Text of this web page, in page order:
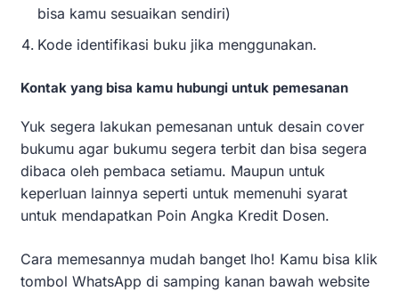
bisa kamu sesuaikan sendiri)
Kode identifikasi buku jika menggunakan.
Kontak yang bisa kamu hubungi untuk pemesanan
Yuk segera lakukan pemesanan untuk desain cover
bukumu agar bukumu segera terbit dan bisa segera
dibaca oleh pembaca setiamu. Maupun untuk
keperluan lainnya seperti untuk memenuhi syarat
untuk mendapatkan Poin Angka Kredit Dosen.
Cara memesannya mudah banget lho! Kamu bisa klik
tombol WhatsApp di samping kanan bawah website